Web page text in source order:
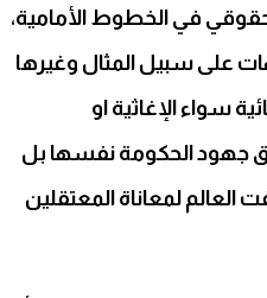
في الخطوط الأمامية،
على سبيل المثال وغيرها
سواء الإغاثية او
جهود الحكومة نفسها بل
العالم لمعاناة المعتقلين